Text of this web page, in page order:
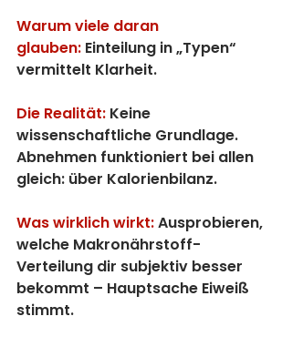
Warum viele daran
glauben: Einteilung in „Typen“
vermittelt Klarheit.
Die Realität: Keine
wissenschaftliche Grundlage.
Abnehmen funktioniert bei allen
gleich: über Kalorienbilanz.
Was wirklich wirkt: Ausprobieren,
welche Makronährstoff-
Verteilung dir subjektiv besser
bekommt – Hauptsache Eiweiß
stimmt.